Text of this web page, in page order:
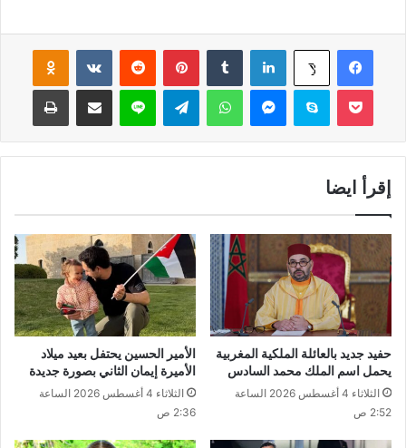
فيسبوك ‫X لينكدإن بينتيريست
سكايب واتساب لاين
إقرأ ايضا
حفيد جديد بالعائلة الملكية المغربية
يحمل اسم الملك محمد السادس
الثلاثاء 4 أغسطس 2026 الساعة
2:52 ص
الأمير الحسين يحتفل بعيد ميلاد
الأميرة إيمان الثاني بصورة جديدة
الثلاثاء 4 أغسطس 2026 الساعة
2:36 ص